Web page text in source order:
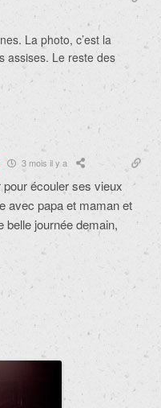
La photo, c’est la
assises. Le reste des
3 mois il y a
pour écouler ses vieux
avec papa et maman et
belle journée demain,